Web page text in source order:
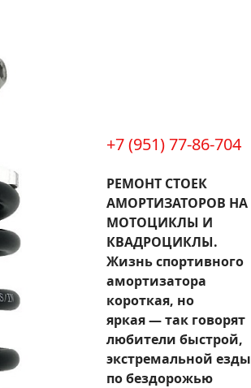
+7 (951) 77-86-704
РЕМОНТ СТОЕК
АМОРТИЗАТОРОВ НА
МОТОЦИКЛЫ И
КВАДРОЦИКЛЫ.
Жизнь спортивного
амортизатора
короткая, но
яркая — так говорят
любители быстрой,
экстремальной езды
по бездорожью